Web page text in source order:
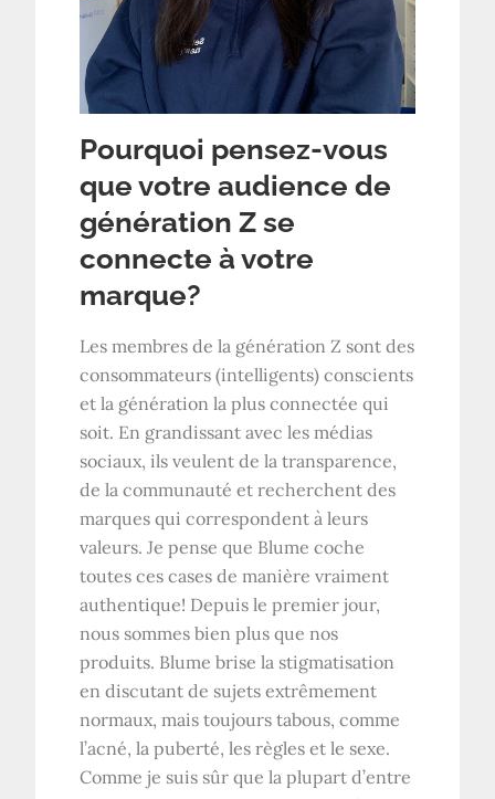
Pourquoi pensez-vous
que votre audience de
génération Z se
connecte à votre
marque?
Les membres de la génération Z sont des
consommateurs (intelligents) conscients
et la génération la plus connectée qui
soit. En grandissant avec les médias
sociaux, ils veulent de la transparence,
de la communauté et recherchent des
marques qui correspondent à leurs
valeurs. Je pense que Blume coche
toutes ces cases de manière vraiment
authentique! Depuis le premier jour,
nous sommes bien plus que nos
produits. Blume brise la stigmatisation
en discutant de sujets extrêmement
normaux, mais toujours tabous, comme
l’acné, la puberté, les règles et le sexe.
Comme je suis sûr que la plupart d’entre